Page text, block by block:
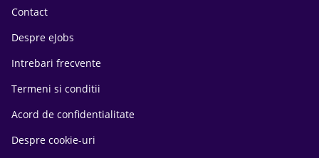
Contact
Despre eJobs
Intrebari frecvente
Termeni si conditii
Acord de confidentialitate
Despre cookie-uri